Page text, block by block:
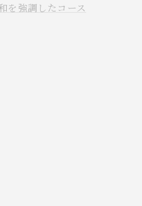
を強調したコース